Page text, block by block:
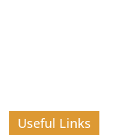
Useful Links